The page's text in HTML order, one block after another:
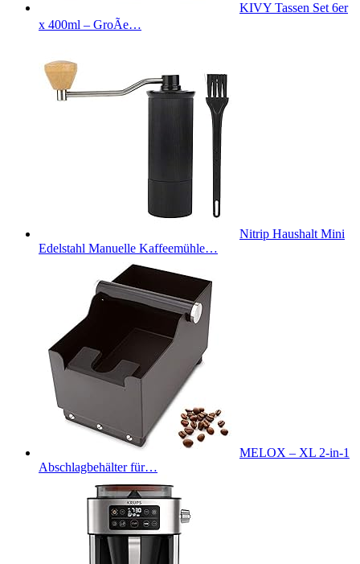
KIVY Tassen Set 6er
x 400ml – GroÃe…
Nitrip Haushalt Mini
Edelstahl Manuelle Kaffeemühle…
MELOX – XL 2-in-1
Abschlagbehälter für…